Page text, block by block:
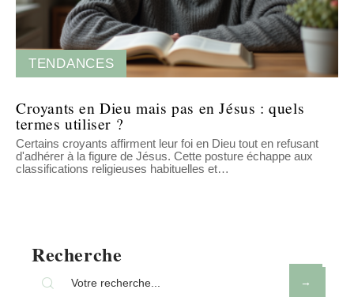
TENDANCES
Croyants en Dieu mais pas en Jésus : quels
termes utiliser ?
Certains croyants affirment leur foi en Dieu tout en refusant
d'adhérer à la figure de Jésus. Cette posture échappe aux
classifications religieuses habituelles et…
Recherche